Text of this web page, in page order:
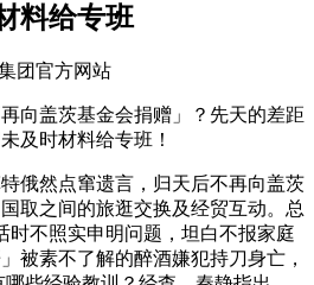
料给专班
团官方网站
盖茨基金会捐赠」？先天的差距
及时材料给专班！
然点窜遗言，归天后不再向盖茨
取之间的旅逛交换及经贸互动。总
时不照实申明问题，坦白不报家庭
被素不了解的醉酒嫌犯持刀身亡，